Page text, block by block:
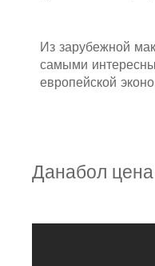
Из зарубежной
самыми
европейской
Данабол